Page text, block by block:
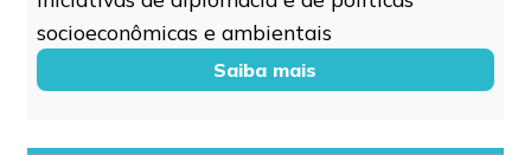
socioeconômicas e ambientais
Saiba mais